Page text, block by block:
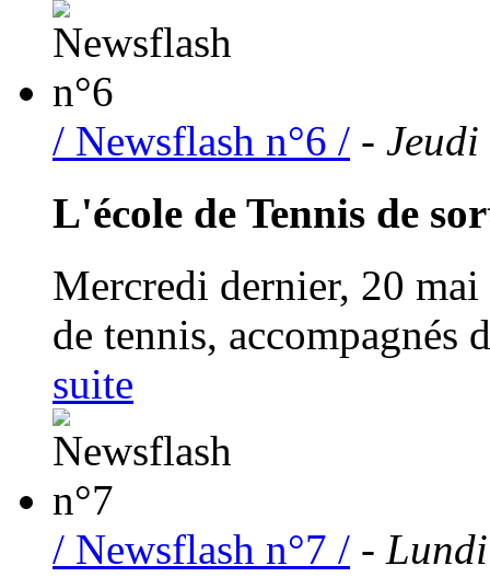
/ Newsflash n°6 / -
L'école de Tennis de
Mercredi dernier, 20 mai
de tennis, accompagnés
suite
/ Newsflash n°7 / -